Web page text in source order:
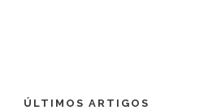
ÚLTIMOS ARTIGOS